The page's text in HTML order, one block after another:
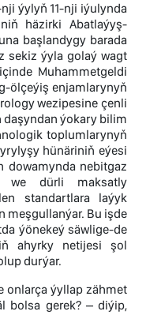
ýylyň 11-nji iýulynda
häzirki Abatlaýyş-
başlandygy barada
sekiz ýyla golaý wagt
Muhammetgeldi
ölçeýiş enjamlarynyň
wezipesine çenli
ýokary bilim
toplumlarynyň
hünäriniň eýesi
dowamynda nebitgaz
we dürli maksatly
standartlara laýyk
meşgullanýar. Bu işde
ýönekeý säwlige-de
ahyrky netijesi şol
durýar.
onlarça ýyllap zähmet
bolsa gerek? – diýip,